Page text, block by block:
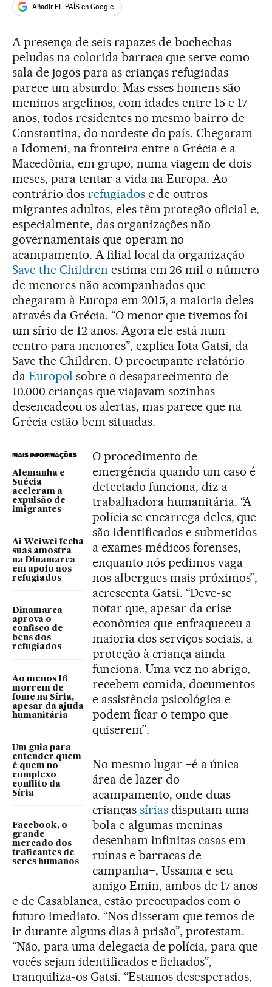
Añadir EL PAÍS en Google
A presença de seis rapazes de bochechas
peludas na colorida barraca que serve como
sala de jogos para as crianças refugiadas
parece um absurdo. Mas esses homens são
meninos argelinos, com idades entre 15 e 17
anos, todos residentes no mesmo bairro de
Constantina, do nordeste do país. Chegaram
a Idomeni, na fronteira entre a Grécia e a
Macedônia, em grupo, numa viagem de dois
meses, para tentar a vida na Europa. Ao
contrário dos refugiadose de outros
migrantes adultos, eles têm proteção oficial e,
especialmente, das organizações não
governamentais que operam no
acampamento. A filial local da organização
Save the Children estima em 26 mil o número
de menores não acompanhados que
chegaram à Europa em 2015, a maioria deles
através da Grécia. “O menor que tivemos foi
um sírio de 12 anos. Agora ele está num
centro para menores”, explica Iota Gatsi, da
Save the Children. O preocupante relatório
da Europol sobre o desaparecimento de
10.000 crianças que viajavam sozinhas
desencadeou os alertas, mas parece que na
Grécia estão bem situadas.
MAIS INFORMAÇÕES
Alemanha e
Suécia
aceleram a
expulsão de
imigrantes
Ai Weiwei fecha
suas amostra
na Dinamarca
em apoio aos
refugiados
Dinamarca
aprova o
confisco de
bens dos
refugiados
Ao menos 16
morrem de
fome na Síria,
apesar da ajuda
humanitária
Um guia para
entender quem
é quem no
complexo
conflito da
Síria
Facebook, o
grande
mercado dos
traficantes de
seres humanos
O procedimento de
emergência quando um caso é
detectado funciona, diz a
trabalhadora humanitária. “A
polícia se encarrega deles, que
são identificados e submetidos
a exames médicos forenses,
enquanto nós pedimos vaga
nos albergues mais próximos”,
acrescenta Gatsi. “Deve-se
notar que, apesar da crise
econômica que enfraqueceu a
maioria dos serviços sociais, a
proteção à criança ainda
funciona. Uma vez no abrigo,
recebem comida, documentos
e assistência psicológica e
podem ficar o tempo que
quiserem”.
No mesmo lugar –é a única
área de lazer do
acampamento, onde duas
crianças síriasdisputam uma
bola e algumas meninas
desenham infinitas casas em
ruínas e barracas de
campanha–, Ussama e seu
amigo Emin, ambos de 17 anos
e de Casablanca, estão preocupados com o
futuro imediato. “Nos disseram que temos de
ir durante alguns dias à prisão”, protestam.
“Não, para uma delegacia de polícia, para que
vocês sejam identificados e fichados”,
tranquiliza-os Gatsi. “Estamos desesperados,